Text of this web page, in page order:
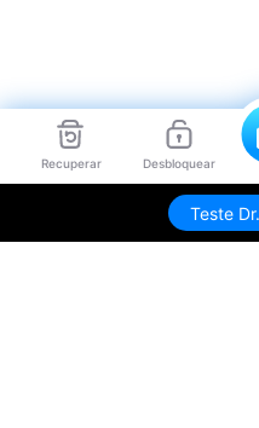
Recuperar Desbloquear
Teste